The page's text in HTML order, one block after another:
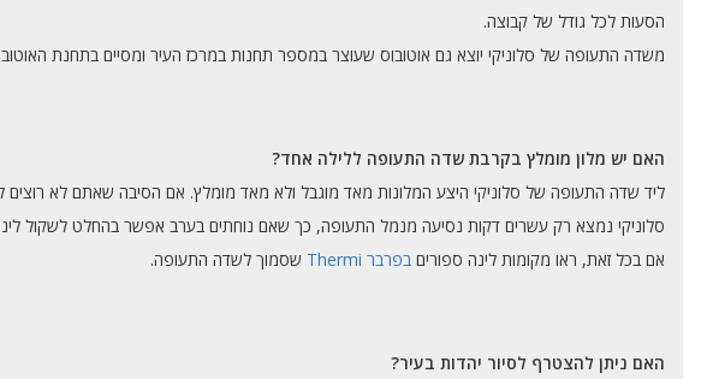
הסעות לכל גודל של קבוצה.
משדה התעופה של סלוניקי יוצא גם אוטובוס שעוצר במספר תחנות במרכז העיר ומסיים בתחנת
האם יש מלון מומלץ בקרבת שדה התעופה ללילה אחד?
ליד שדה התעופה של סלוניקי היצע המלונות מאד מוגבל ולא מאד מומלץ. אם הסיבה שאתם לא רוצים
סלוניקי נמצא רק עשרים דקות נסיעה מנמל התעופה, כך שאם נוחתים בערב אפשר בהחלט לשקול
אם בכל זאת, ראו מקומות לינה ספורים בפרבר Thermi שסמוך לשדה התעופה.
האם ניתן להצטרף לסיור יהדות בעיר?